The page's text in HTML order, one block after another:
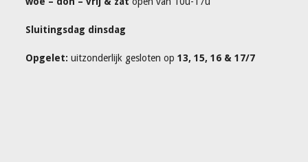
Sluitingsdag dinsdag
Opgelet: uitzonderlijk gesloten op13, 15, 16 & 17/7